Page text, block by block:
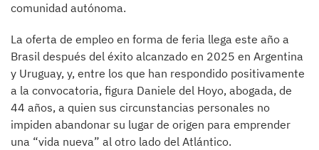
comunidad autónoma.
La oferta de empleo en forma de feria llega este año a
Brasil después del éxito alcanzado en 2025 en Argentina
y Uruguay, y, entre los que han respondido positivamente
a la convocatoria, figura Daniele del Hoyo, abogada, de
44 años, a quien sus circunstancias personales no
impiden abandonar su lugar de origen para emprender
una “vida nueva” al otro lado del Atlántico.